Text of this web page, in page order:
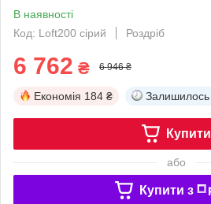
В наявності
Код: Loft200 сірий
Роздріб
6 762 ₴ 6 946 ₴
Економія 184 ₴ Залишилось
Купити
або
Купити з